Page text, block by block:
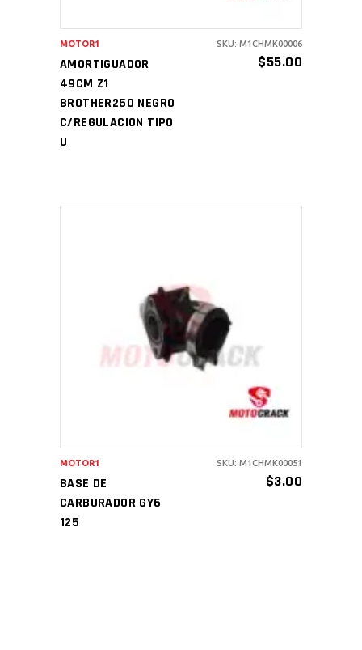
AMORTIGUADOR
49CM Z1
BROTHER250 NEGRO
C/REGULACION TIPO
U
$55.00
MOTOR1 SKU: M1CHMK00006
AÑADIR AL CARRITO
BASE DE
CARBURADOR GY6
125
$3.00
MOTOR1 SKU: M1CHMK00051